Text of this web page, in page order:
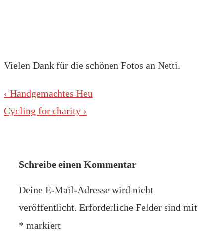
Vielen Dank für die schönen Fotos an Netti.
Beitragsnavigation
Vorheriger
Beitrag
‹ Handgemachtes Heu
Nächster
Cycling for charity ›
Schreibe einen Kommentar
Deine E-Mail-Adresse wird nicht
veröffentlicht. Erforderliche Felder sind mit
* markiert